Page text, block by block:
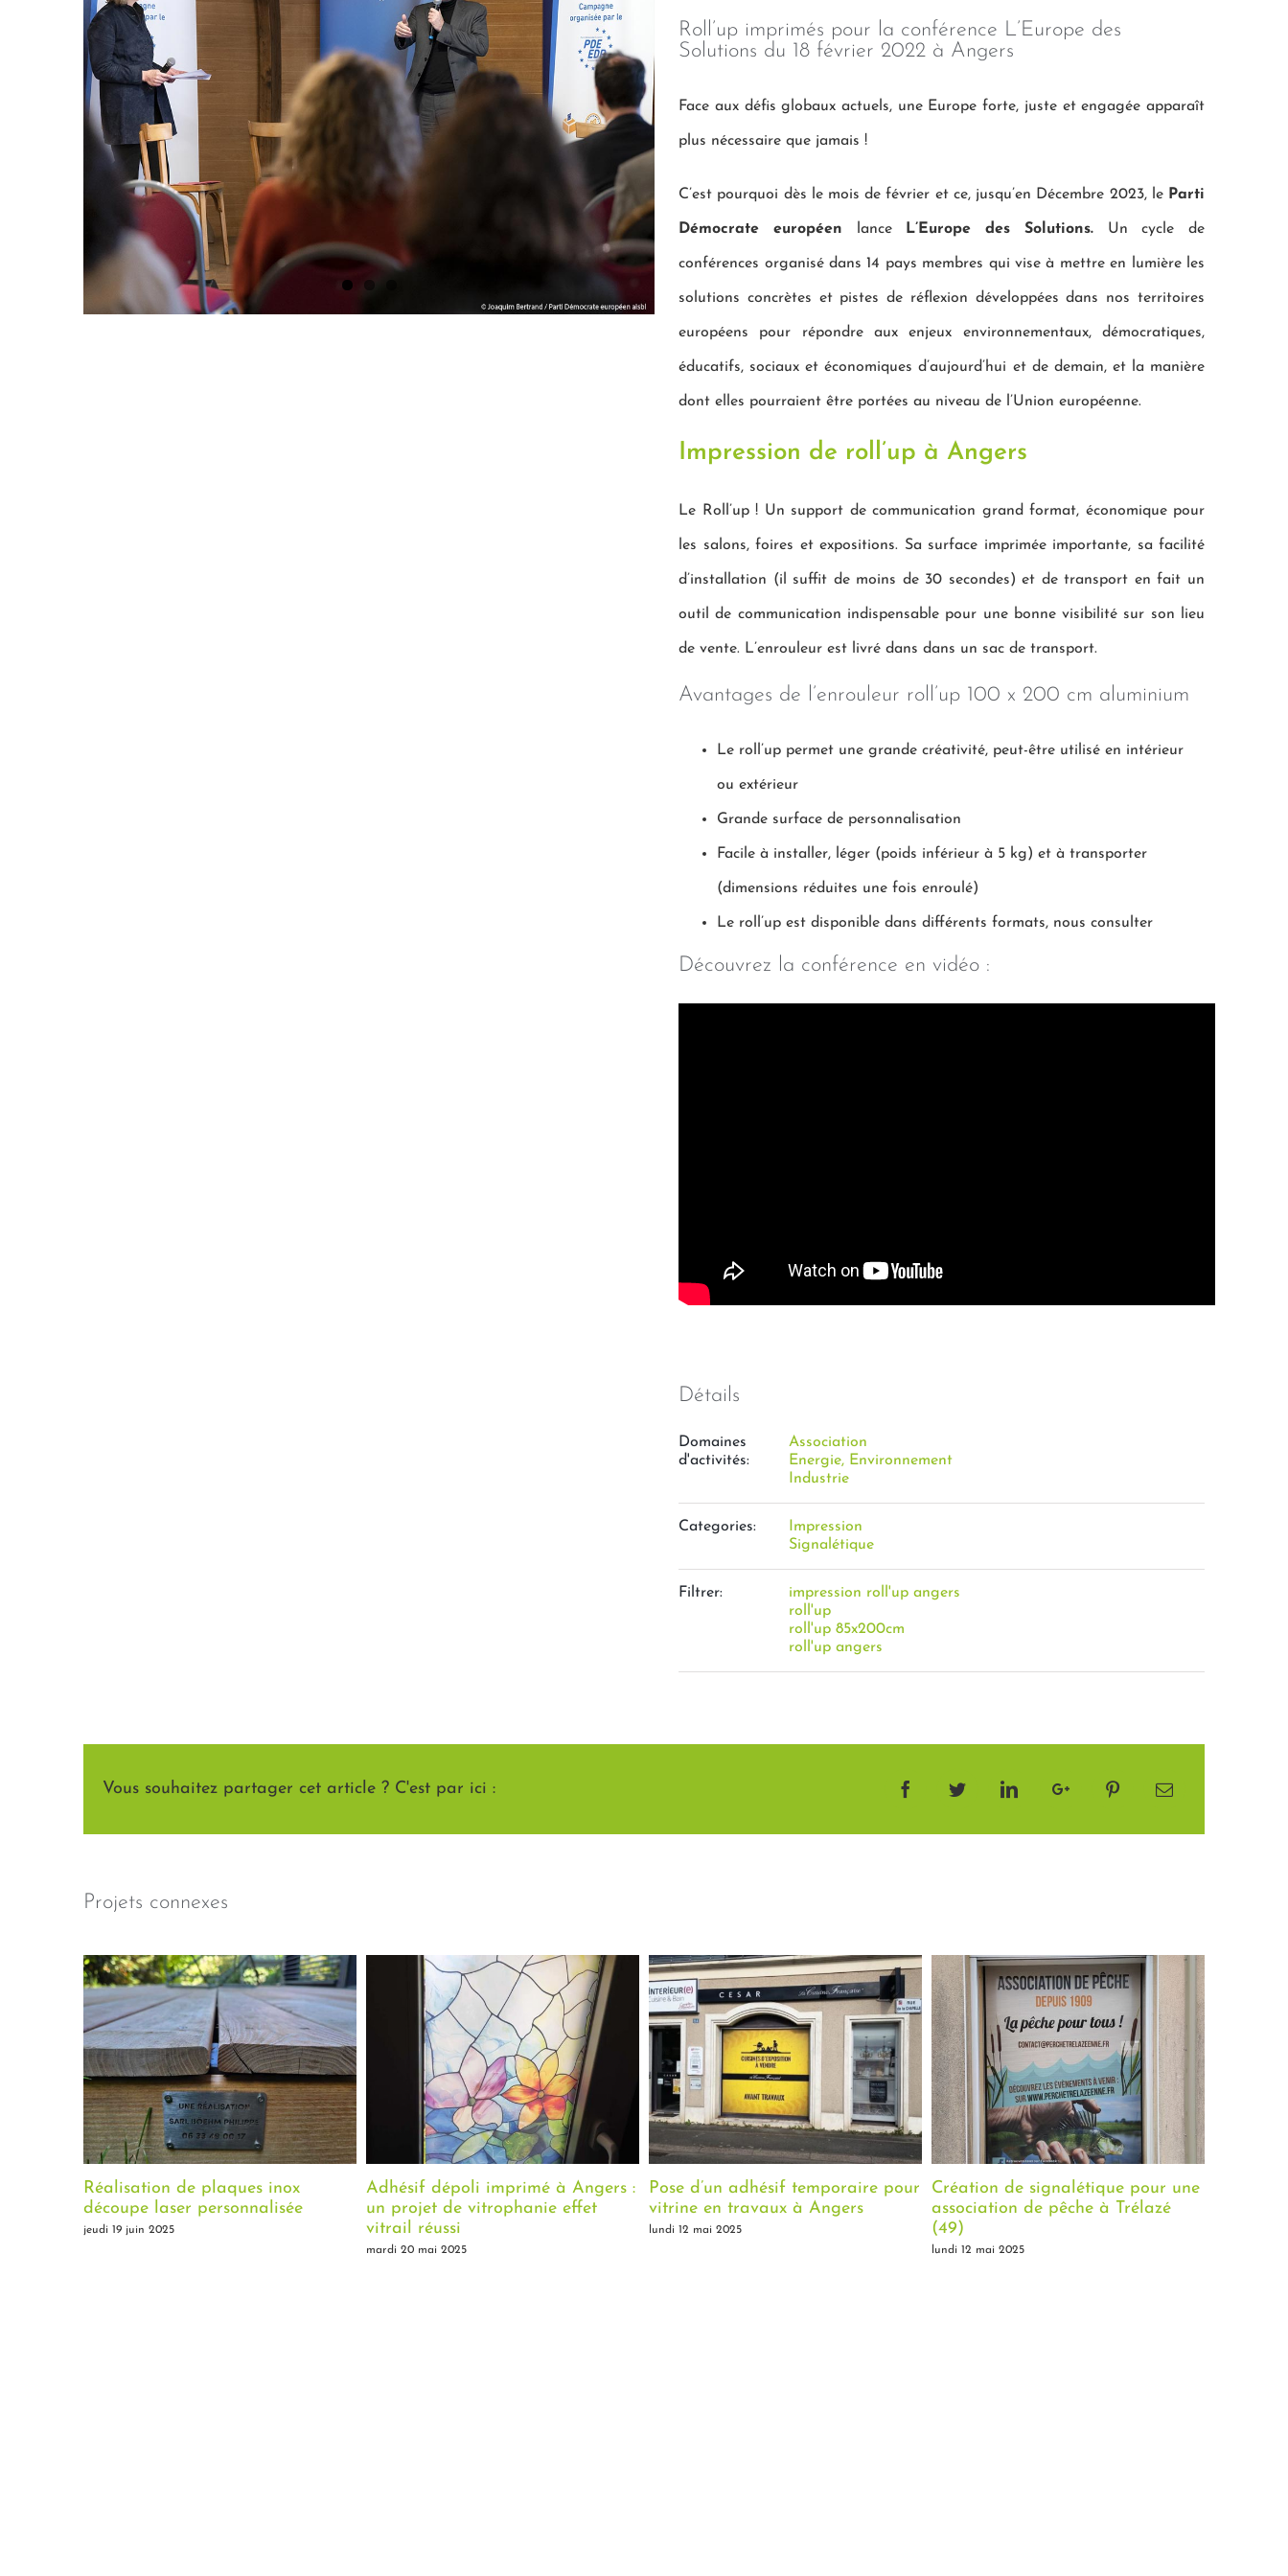
Image
Roll’up imprimés pour la conférence L’Europe des
Solutions du 18 février 2022 à Angers
Face aux défis globaux actuels, une Europe forte, juste et engagée apparaît
plus nécessaire que jamais !
C’est pourquoi dès le mois de février et ce, jusqu’en Décembre 2023, le Parti
Démocrate européen lance L’Europe des Solutions. Un cycle de
conférences organisé dans 14 pays membres qui vise à mettre en lumière les
solutions concrètes et pistes de réflexion développées dans nos territoires
européens pour répondre aux enjeux environnementaux, démocratiques,
éducatifs, sociaux et économiques d’aujourd’hui et de demain, et la manière
dont elles pourraient être portées au niveau de l’Union européenne.
Impression de roll’up à Angers
Le Roll’up ! Un support de communication grand format, économique pour
les salons, foires et expositions. Sa surface imprimée importante, sa facilité
d’installation (il suffit de moins de 30 secondes) et de transport en fait un
outil de communication indispensable pour une bonne visibilité sur son lieu
de vente. L’enrouleur est livré dans dans un sac de transport.
Avantages de l’enrouleur roll’up 100 x 200 cm aluminium
Le roll’up permet une grande créativité, peut-être utilisé en intérieur
ou extérieur
Grande surface de personnalisation
Facile à installer, léger (poids inférieur à 5 kg) et à transporter
(dimensions réduites une fois enroulé)
Le roll’up est disponible dans différents formats, nous consulter
Découvrez la conférence en vidéo :
Détails
Domaines
d'activités:
Association
Energie, Environnement
Industrie
Categories:
Impression
Signalétique
Filtrer:
impression roll'up angers
roll'up
roll'up 85x200cm
roll'up angers
Vous souhaitez partager cet article ? C'est par ici : FacebookTwitterLinkedInGoogle+ PinterestEmail
Projets connexes
Adhésif dépoli imprimé à Angers :
un projet de vitrophanie effet
vitrail réussi
Pose d’un adhésif temporaire pour
vitrine en travaux à Angers
lundi 12 mai 2025
Création de signalétique pour une
association de pêche à Trélazé
(49)
Référencement site Internet
Nettoyage Angers